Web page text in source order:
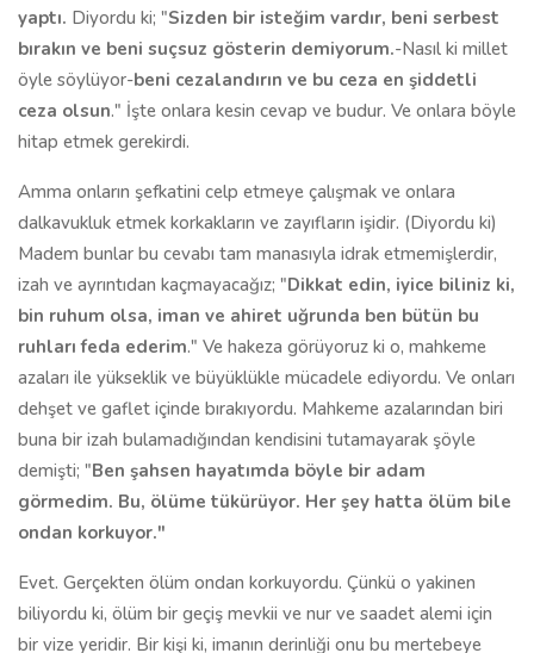
yaptı. Diyordu ki; "Sizden bir isteğim vardır, beni serbest
bırakın ve beni suçsuz gösterin demiyorum.-Nasıl ki millet
öyle söylüyor-beni cezalandırın ve bu ceza en şiddetli
ceza olsun." İşte onlara kesin cevap ve budur. Ve onlara böyle
hitap etmek gerekirdi.
Amma onların şefkatini celp etmeye çalışmak ve onlara
dalkavukluk etmek korkakların ve zayıfların işidir. (Diyordu ki)
Madem bunlar bu cevabı tam manasıyla idrak etmemişlerdir,
izah ve ayrıntıdan kaçmayacağız; "Dikkat edin, iyice biliniz ki,
bin ruhum olsa, iman ve ahiret uğrunda ben bütün bu
ruhları feda ederim." Ve hakeza görüyoruz ki o, mahkeme
azaları ile yükseklik ve büyüklükle mücadele ediyordu. Ve onları
dehşet ve gaflet içinde bırakıyordu. Mahkeme azalarından biri
buna bir izah bulamadığından kendisini tutamayarak şöyle
demişti; "Ben şahsen hayatımda böyle bir adam
görmedim. Bu, ölüme tükürüyor. Her şey hatta ölüm bile
ondan korkuyor."
Evet. Gerçekten ölüm ondan korkuyordu. Çünkü o yakinen
biliyordu ki, ölüm bir geçiş mevkii ve nur ve saadet alemi için
bir vize yeridir. Bir kişi ki, imanın derinliği onu bu mertebeye